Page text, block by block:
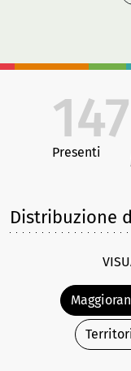
147
Presenti
Distribuzione